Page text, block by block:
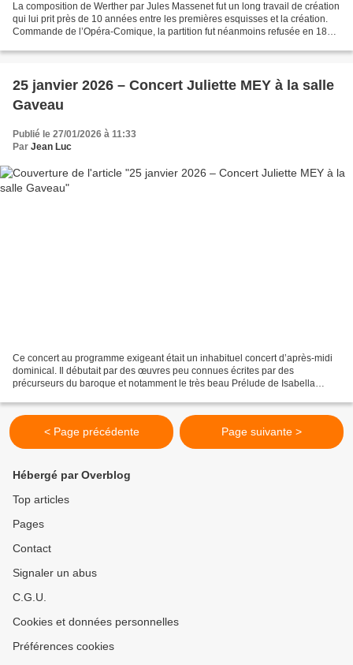
La composition de Werther par Jules Massenet fut un long travail de création
qui lui prit près de 10 années entre les premières esquisses et la création.
Commande de l’Opéra-Comique, la partition fut néanmoins refusée en 1887
25 janvier 2026 – Concert Juliette MEY à la salle
Gaveau
Publié le 27/01/2026 à 11:33
Par Jean Luc
Ce concert au programme exigeant était un inhabituel concert d’après-midi
dominical. Il débutait par des œuvres peu connues écrites par des
précurseurs du baroque et notamment le très beau Prélude de Isabella
< Page précédente Page suivante >
Hébergé par Overblog
Top articles
Pages
Contact
Signaler un abus
C.G.U.
Cookies et données personnelles
Préférences cookies